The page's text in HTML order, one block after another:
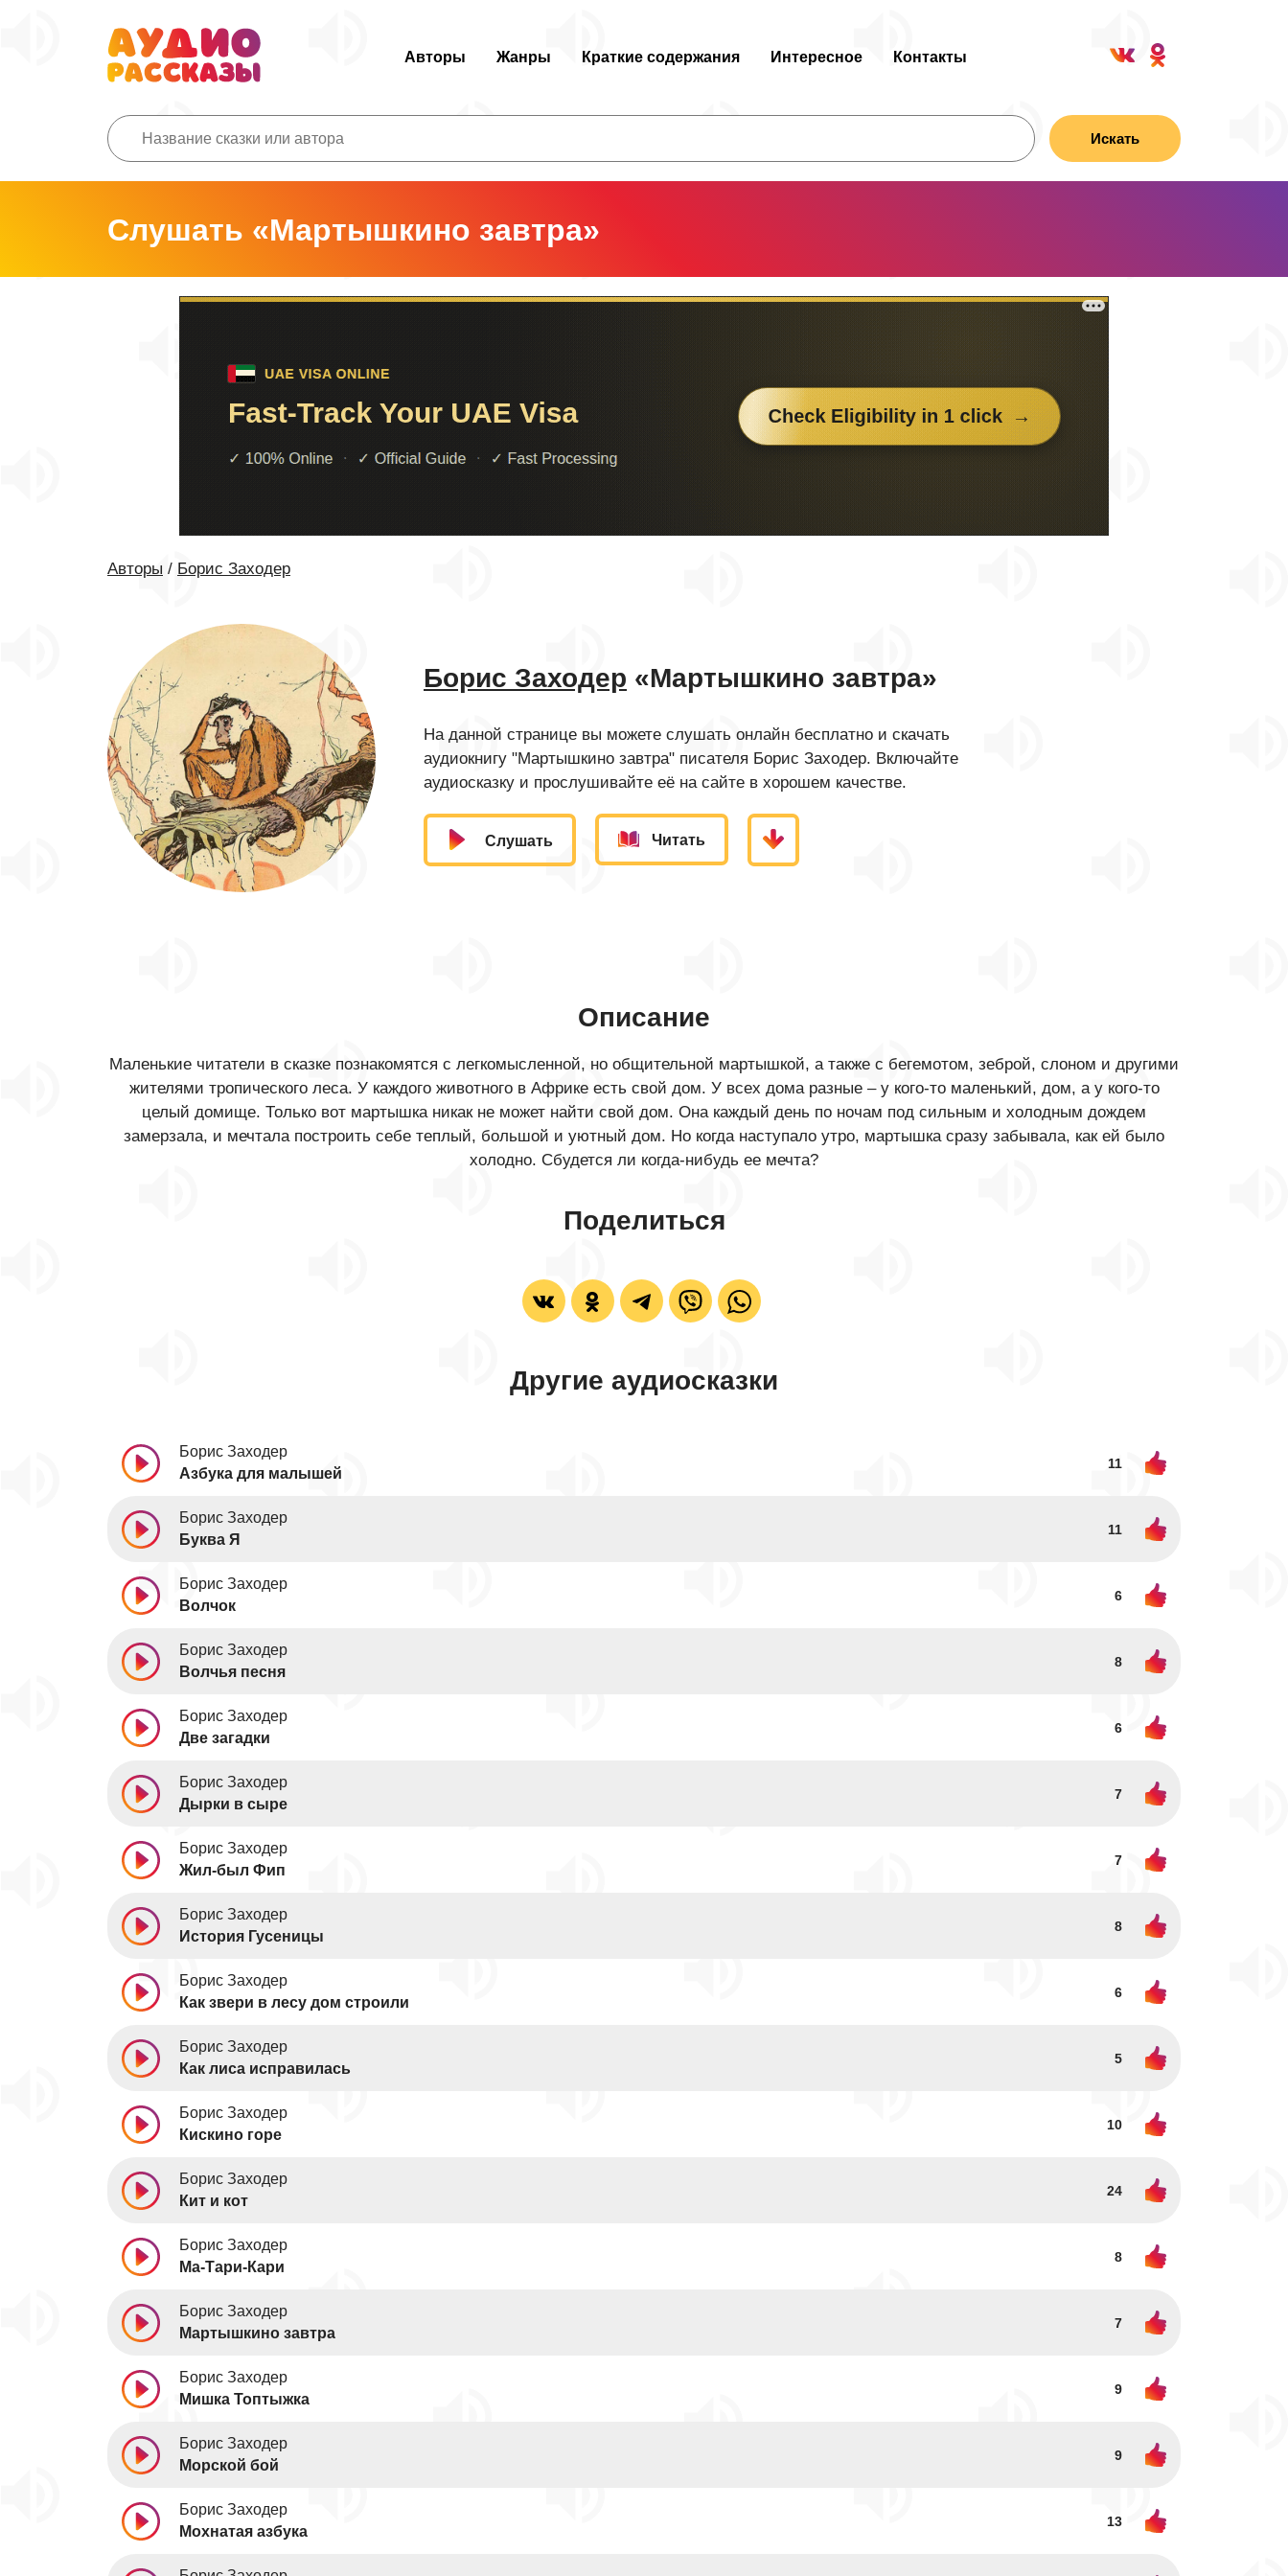
Авторы Жанры Краткие содержания Интересное Контакты
Искать
Слушать «Мартышкино завтра»
Авторы / Борис Заходер
Борис Заходер «Мартышкино завтра»
На данной странице вы можете слушать онлайн бесплатно и скачать
аудиокнигу "Мартышкино завтра" писателя Борис Заходер. Включайте
аудиосказку и прослушивайте её на сайте в хорошем качестве.
Слушать Читать
Описание
Маленькие читатели в сказке познакомятся с легкомысленной, но общительной мартышкой, а также с бегемотом, зеброй, слоном и другими
жителями тропического леса. У каждого животного в Африке есть свой дом. У всех дома разные – у кого-то маленький, дом, а у кого-то
целый домище. Только вот мартышка никак не может найти свой дом. Она каждый день по ночам под сильным и холодным дождем
замерзала, и мечтала построить себе теплый, большой и уютный дом. Но когда наступало утро, мартышка сразу забывала, как ей было
холодно. Сбудется ли когда-нибудь ее мечта?
Поделиться
Другие аудиосказки
Борис Заходер
Азбука для малышей
11
Борис Заходер
Буква Я
11
Борис Заходер
Волчок
6
Борис Заходер
Волчья песня
8
Борис Заходер
Две загадки
6
Борис Заходер
Дырки в сыре
7
Борис Заходер
Жил-был Фип
7
Борис Заходер
История Гусеницы
8
Борис Заходер
Как звери в лесу дом строили
6
Борис Заходер
Как лиса исправилась
5
Борис Заходер
Кискино горе
10
Борис Заходер
Кит и кот
24
Борис Заходер
Ма-Тари-Кари
8
Борис Заходер
Мартышкино завтра
7
Борис Заходер
Мишка Топтыжка
9
Борис Заходер
Морской бой
9
Борис Заходер
Мохнатая азбука
13